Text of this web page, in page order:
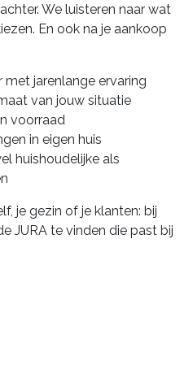
We luisteren naar wat
En ook na je aankoop
met jarenlange ervaring
van jouw situatie
voorraad
in eigen huis
huishoudelijke als
je gezin of je klanten: bij
JURA te vinden die past bij